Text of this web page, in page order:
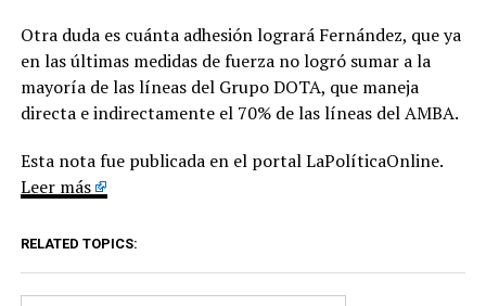
Otra duda es cuánta adhesión logrará Fernández, que ya
en las últimas medidas de fuerza no logró sumar a la
mayoría de las líneas del Grupo DOTA, que maneja
directa e indirectamente el 70% de las líneas del AMBA.
Esta nota fue publicada en el portal LaPolíticaOnline.
Leer más
RELATED TOPICS: